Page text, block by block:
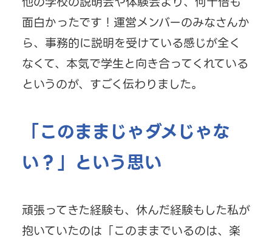
面白かったです！運営メンバーのみなさんか
ら、事務的に説明を受けている感じが全く
なくて、本気で学生と向き合ってくれている
というのが、すごく伝わりました。
「このままじゃダメじゃな
い？」という思い
頑張ってきた経験も、休んだ経験もした私が
抱いていたのは「このままでいるのは、楽